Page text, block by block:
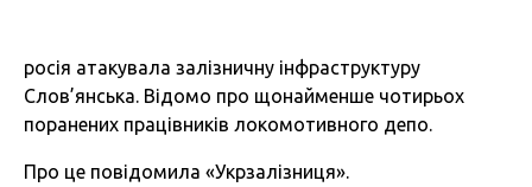
росія атакувала залізничну інфраструктуру
Слов’янська. Відомо про щонайменше чотирьох
поранених працівників локомотивного депо.
Про це повідомила «Укрзалізниця».